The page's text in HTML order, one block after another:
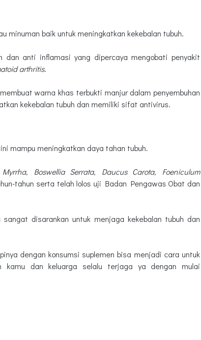
minuman baik untuk meningkatkan kekebalan tubuh.
dan anti inflamasi yang dipercaya mengobati penyakit
arthritis.
warna khas terbukti manjur dalam penyembuhan
kekebalan tubuh dan memiliki sifat antivirus.
mampu meningkatkan daya tahan tubuh.
Boswellia Serrata, Daucus Carota, Foeniculum
tahun serta telah lolos uji Badan Pengawas Obat dan
disarankan untuk menjaga kekebalan tubuh dan
dengan konsumsi suplemen bisa menjadi cara untuk
kamu dan keluarga selalu terjaga ya dengan mulai